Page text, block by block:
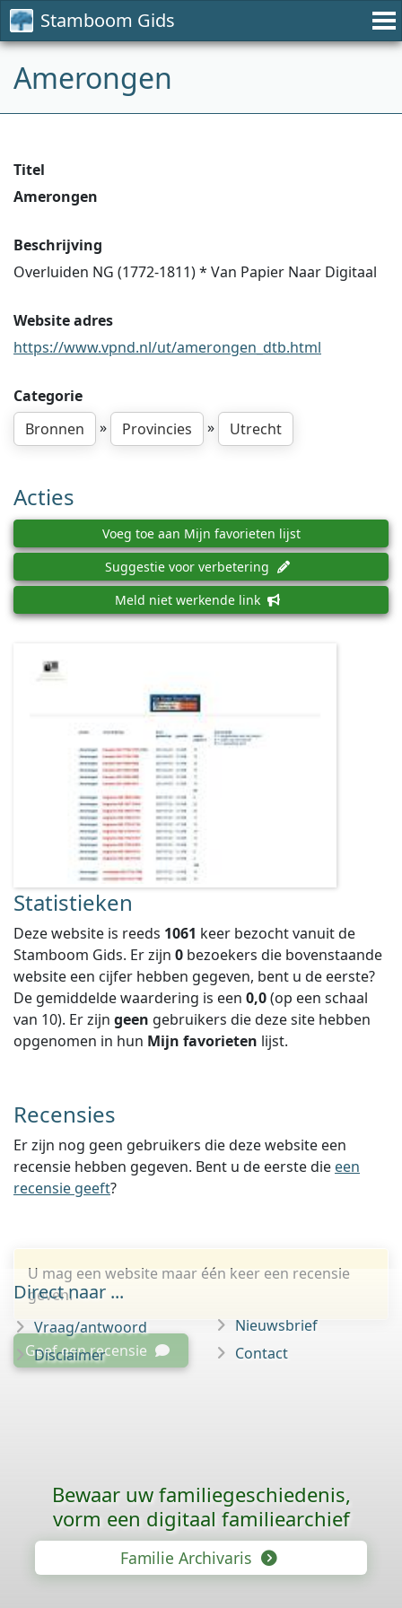
Stamboom Gids
Amerongen
Titel
Amerongen
Beschrijving
Overluiden NG (1772-1811) * Van Papier Naar Digitaal
Website adres
https://www.vpnd.nl/ut/amerongen_dtb.html
Categorie
Bronnen
» Provincies » Utrecht
Acties
Voeg toe aan Mijn favorieten lijst
Suggestie voor verbetering
Meld niet werkende link
Statistieken
Deze website is reeds 1061 keer bezocht vanuit de
Stamboom Gids. Er zijn 0 bezoekers die bovenstaande
website een cijfer hebben gegeven, bent u de eerste?
De gemiddelde waardering is een 0,0(op een schaal
van 10). Er zijn geen gebruikers die deze site hebben
opgenomen in hun Mijn favorieten lijst.
Recensies
Er zijn nog geen gebruikers die deze website een
recensie hebben gegeven. Bent u de eerste die een
recensie geeft?
U mag een website maar één keer een recensie
geven.
Geef een recensie
Direct naar ...
Vraag/antwoord
Disclaimer
Nieuwsbrief
Contact
Bewaar uw familie­geschiedenis,
vorm een digitaal familiearchief
Familie Archivaris